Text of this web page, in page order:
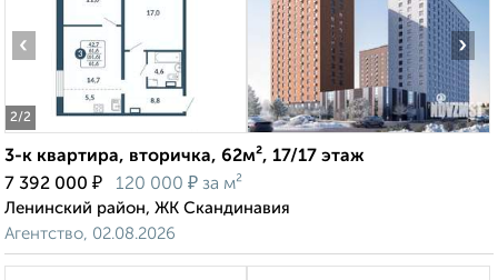
2/2
‹ ›
3-к квартира, вторичка, 62м², 17/17 этаж
7 392 000 ₽ 120 000 ₽ за м²
Ленинский район, ЖК Скандинавия
Агентство, 02.08.2026